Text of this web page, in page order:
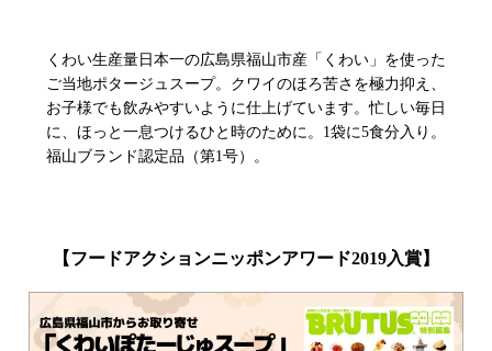
くわい生産量日本一の広島県福山市産「くわい」を使った
ご当地ポタージュスープ。クワイのほろ苦さを極力抑え、
お子様でも飲みやすいように仕上げています。忙しい毎日
に、ほっと一息つけるひと時のために。1袋に5食分入り。
福山ブランド認定品（第1号）。
【フードアクションニッポンアワード2019入賞】